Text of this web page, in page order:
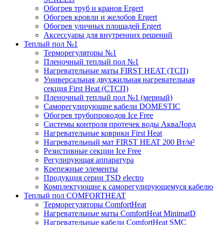
Обогрев труб и кранов Ergert
Обогрев кровли и желобов Ergert
Обогрев уличных площадей Ergert
Аксессуары для внутренних решений
Теплый пол №1
Терморегуляторы №1
Пленочный теплый пол №1
Нагревательные маты FIRST HEAT (ТСП)
Универсальная двухжильная нагревательная
секция First Heat (СТСП)
Пленочный теплый пол №1 (мерный)
Саморегулирующие кабели DOMESTIC
Обогрев трубопроводов Ice Free
Системы контроля протечек воды АкваЛорд
Нагревательные коврики First Heat
Нагревательный мат FIRST HEAT 200 Вт/м²
Резистивные секции Ice Free
Регулирующая аппаратура
Крепежные элементы
Продукция серии TSD electro
Комплектующие к саморегулирующемуся кабелю
Теплый пол COMFORTHEAT
Терморегуляторы ComfortHeat
Нагревательные маты ComfortHeat MinimatD
Нагревательные кабели ComfortHeat SMC